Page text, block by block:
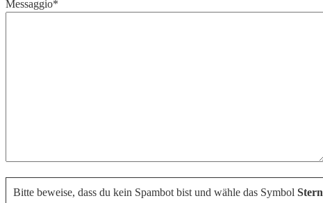
Messaggio*
Bitte beweise, dass du kein Spambot bist und wähle das Symbol Stern